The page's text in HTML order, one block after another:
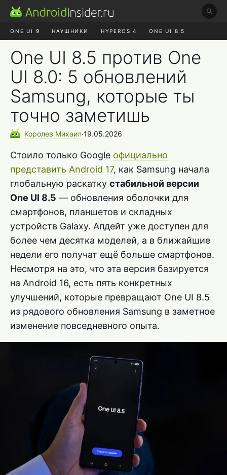
ONE UI 9 НАУШНИКИ HYPEROS 4 ONE UI 8.5
One UI 8.5 против One
UI 8.0: 5 обновлений
Samsung, которые ты
точно заметишь
Королев Михаил∙19.05.2026
Стоило только Google официально
представить Android 17, как Samsung начала
глобальную раскатку стабильной версии
One UI 8.5 — обновления оболочки для
смартфонов, планшетов и складных
устройств Galaxy. Апдейт уже доступен для
более чем десятка моделей, а в ближайшие
недели его получат ещё больше смартфонов.
Несмотря на это, что эта версия базируется
на Android 16, есть пять конкретных
улучшений, которые превращают One UI 8.5
из рядового обновления Samsung в заметное
изменение повседневного опыта.